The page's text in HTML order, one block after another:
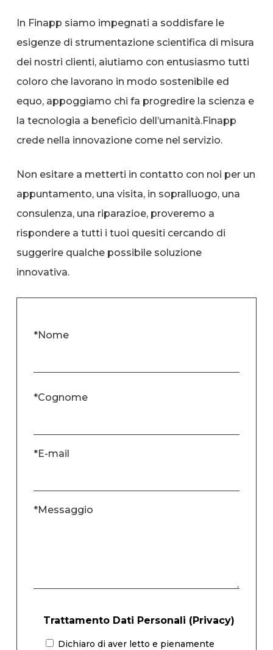
In Finapp siamo impegnati a soddisfare le
esigenze di strumentazione scientifica di misura
dei nostri clienti, aiutiamo con entusiasmo tutti
coloro che lavorano in modo sostenibile ed
equo, appoggiamo chi fa progredire la scienza e
la tecnologia a beneficio dell’umanità.Finapp
crede nella innovazione come nel servizio.
Non esitare a metterti in contatto con noi per un
appuntamento, una visita, in sopralluogo, una
consulenza, una riparazioe, proveremo a
rispondere a tutti i tuoi quesiti cercando di
suggerire qualche possibile soluzione
innovativa.
*Nome
*Cognome
*E-mail
*Messaggio
Trattamento Dati Personali (Privacy)
Dichiaro di aver letto e pienamente